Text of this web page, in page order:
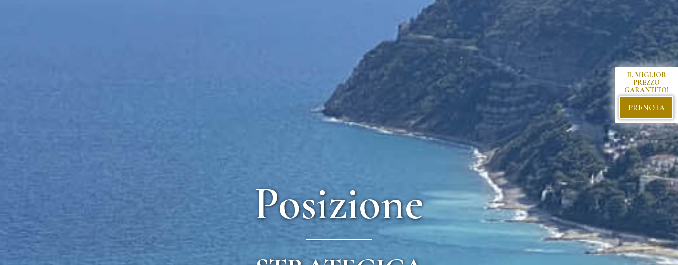
Posizione
IL MIGLIOR
PREZZO
GARANTITO!
PRENOTA